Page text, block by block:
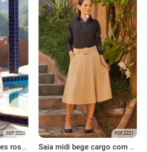
REF 2220
Saia midi branca flores rosas com bolsos
REF 2221
Saia midi bege cargo com bolsos